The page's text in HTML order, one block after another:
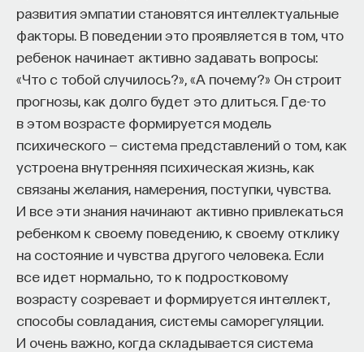
развития эмпатии становятся интеллектуальные
факторы. В поведении это проявляется в том, что
ребенок начинает активно задавать вопросы:
«Что с тобой случилось?», «А почему?» Он строит
прогнозы, как долго будет это длиться. Где-то
в этом возрасте формируется модель
психического — система представлений о том, как
устроена внутренняя психическая жизнь, как
связаны желания, намерения, поступки, чувства.
И все эти знания начинают активно привлекаться
ребенком к своему поведению, к своему отклику
на состояние и чувства другого человека. Если
все идет нормально, то к подростковому
возрасту созревает и формируется интеллект,
способы совладания, системы саморегуляции.
И очень важно, когда складывается система